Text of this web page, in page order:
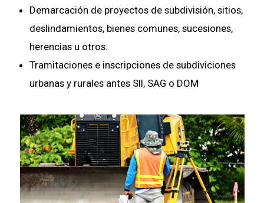
Demarcación de proyectos de subdivisión, sitios,
deslindamientos, bienes comunes, sucesiones,
herencias u otros.
Tramitaciones e inscripciones de subdiviciones
urbanas y rurales antes SII, SAG o DOM